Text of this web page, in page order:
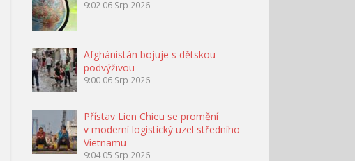
9:02 06 Srp 2026
Afghánistán bojuje s dětskou
podvýživou
9:00 06 Srp 2026
Přístav Lien Chieu se promění
v moderní logistický uzel středního
Vietnamu
9:04 05 Srp 2026